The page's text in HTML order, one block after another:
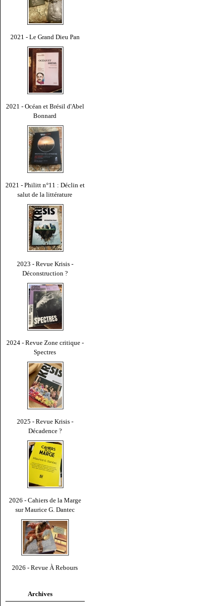
2021 - Le Grand Dieu Pan
2021 - Océan et Brésil d'Abel
Bonnard
2021 - Philitt n°11 : Déclin et
salut de la littérature
2023 - Revue Krisis -
Déconstruction ?
2024 - Revue Zone critique -
Spectres
2025 - Revue Krisis -
Décadence ?
2026 - Cahiers de la Marge
sur Maurice G. Dantec
2026 - Revue À Rebours
Archives